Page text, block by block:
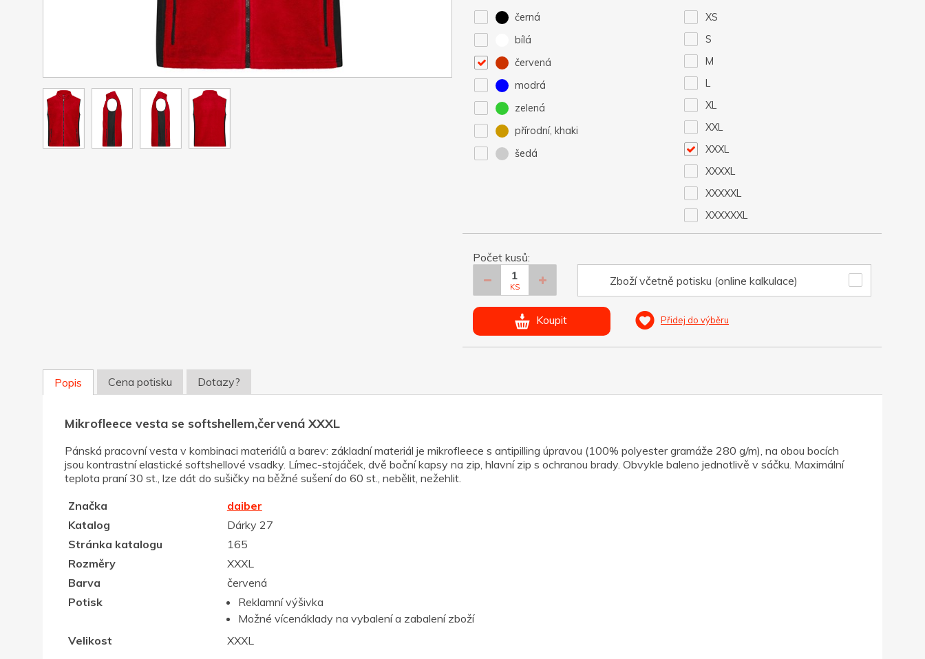
černá
bílá
červená
modrá
zelená
přírodní, khaki
šedá
XS
S
M
L
XL
XXL
XXXL
XXXXL
XXXXXL
XXXXXXL
Počet kusů:
KS Zboží včetně potisku (online kalkulace)
Koupit Přidej do výběru
Popis Cena potisku Dotazy?
Mikrofleece vesta se softshellem,červená XXXL
Pánská pracovní vesta v kombinaci materiálů a barev: základní materiál je mikrofleece s antipilling úpravou (100% polyester gramáže 280 g/m), na obou bocích
jsou kontrastní elastické softshellové vsadky. Límec-stojáček, dvě boční kapsy na zip, hlavní zip s ochranou brady. Obvykle baleno jednotlivě v sáčku. Maximální
teplota praní 30 st., lze dát do sušičky na běžné sušení do 60 st., nebělit, nežehlit.
Značka
daiber
Katalog
Dárky 27
Stránka katalogu
165
Rozměry
XXXL
Barva
červená
Potisk
Reklamní výšivka
Možné vícenáklady na vybalení a zabalení zboží
Velikost
XXXL